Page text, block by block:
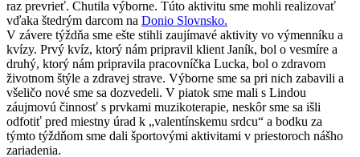
raz prevrieť. Chutila výborne. Túto aktivitu sme mohli realizovať
vďaka štedrým darcom na Donio Slovnsko.
V závere týždňa sme ešte stihli zaujímavé aktivity vo výmenníku a
kvízy. Prvý kvíz, ktorý nám pripravil klient Janík, bol o vesmíre a
druhý, ktorý nám pripravila pracovníčka Lucka, bol o zdravom
životnom štýle a zdravej strave. Výborne sme sa pri nich zabavili a
všeličo nové sme sa dozvedeli. V piatok sme mali s Lindou
záujmovú činnosť s prvkami muzikoterapie, neskôr sme sa išli
odfotiť pred miestny úrad k „valentínskemu srdcu“ a bodku za
týmto týždňom sme dali športovými aktivitami v priestoroch nášho
zariadenia.